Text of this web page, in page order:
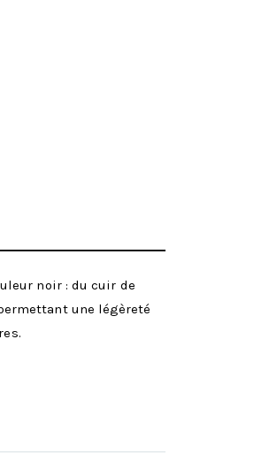
noir : du cuir de
une légèreté